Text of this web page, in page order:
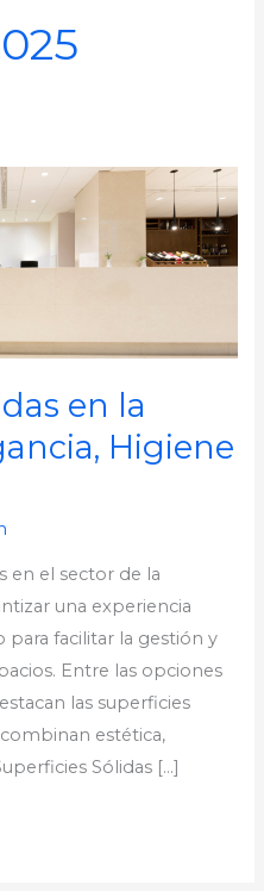
en la
Higiene
en el sector de la
una experiencia
para facilitar la gestión y
Entre las opciones
las superficies
estética,
Sólidas […]